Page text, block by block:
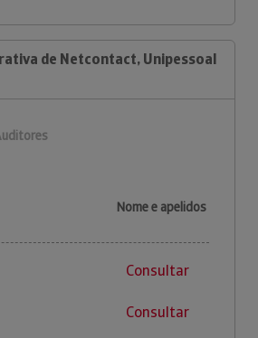
de Netcontact, Unipessoal
Nome e apelidos
Consultar
Consultar